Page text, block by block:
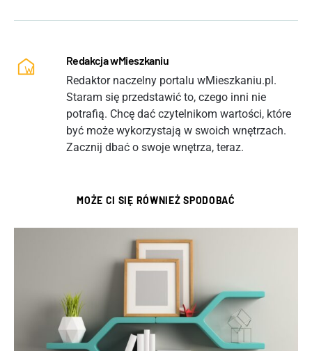
Redakcja wMieszkaniu
Redaktor naczelny portalu wMieszkaniu.pl.
Staram się przedstawić to, czego inni nie
potrafią. Chcę dać czytelnikom wartości, które
być może wykorzystają w swoich wnętrzach.
Zacznij dbać o swoje wnętrza, teraz.
MOŻE CI SIĘ RÓWNIEŻ SPODOBAĆ